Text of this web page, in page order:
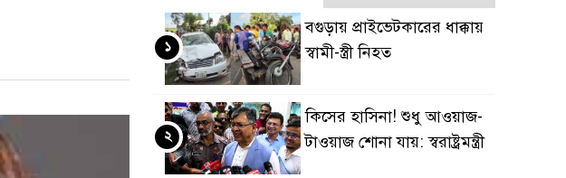
বগুড়ায় প্রাইভেটকারের ধাক্কায়
স্বামী-স্ত্রী নিহত
১
কিসের হাসিনা! শুধু আওয়াজ-
টাওয়াজ শোনা যায়: স্বরাষ্ট্রমন্ত্রী
২